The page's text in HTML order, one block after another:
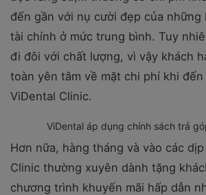
đến gần với nụ cười đẹp của những
tài chính ở mức trung bình. Tuy
đi đôi với chất lượng, vì vậy khách
toàn yên tâm về mặt chi phí khi
ViDental Clinic.
ViDental áp dụng chính sách trả
Hơn nữa, hàng tháng và vào các
Clinic thường xuyên dành tặng
chương trình khuyến mãi hấp dẫn